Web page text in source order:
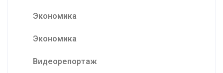
Экономика
Экономика
Видеорепортаж